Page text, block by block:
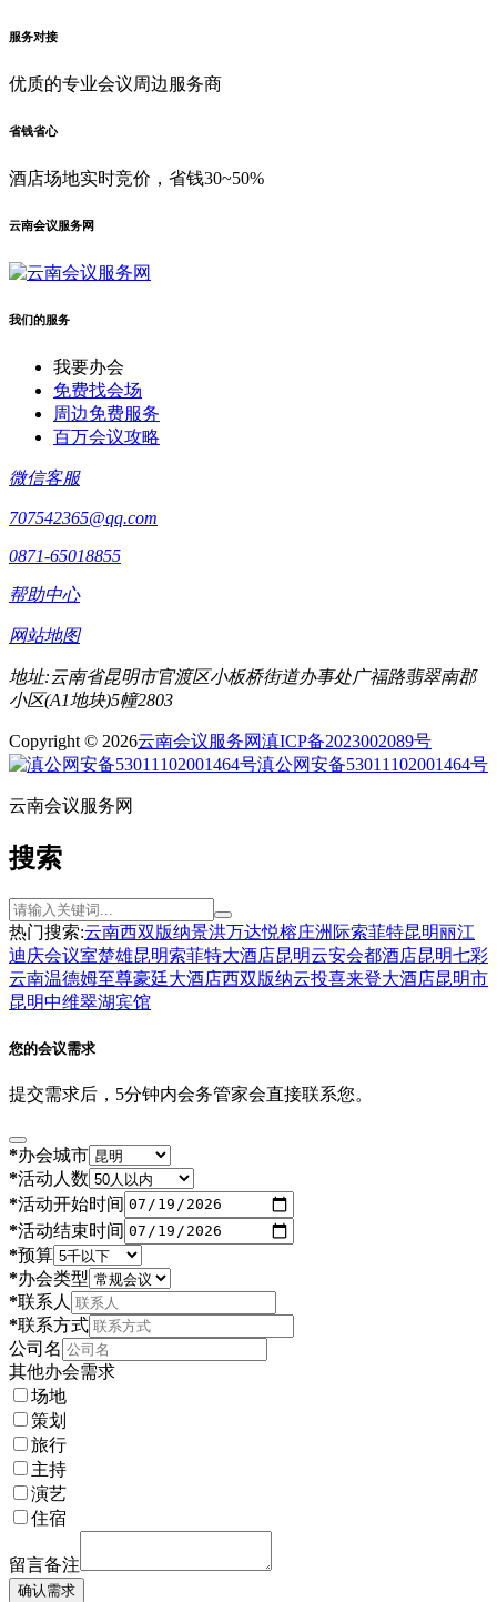
服务对接
优质的专业会议周边服务商
省钱省心
酒店场地实时竞价，省钱30~50%
云南会议服务网
我们的服务
我要办会
免费找会场
周边免费服务
百万会议攻略
微信客服
707542365@qq.com
0871-65018855
帮助中心
网站地图
地址:云南省昆明市官渡区小板桥街道办事处广福路翡翠南郡
小区(A1地块)5幢2803
Copyright © 2026云南会议服务网滇ICP备2023002089号
滇公网安备53011102001464号
云南会议服务网
搜索
热门搜索:云南西双版纳景洪万达悦榕庄洲际索菲特昆明丽江
迪庆会议室楚雄昆明索菲特大酒店昆明云安会都酒店昆明七彩
云南温德姆至尊豪廷大酒店西双版纳云投喜来登大酒店昆明市
昆明中维翠湖宾馆
您的会议需求
提交需求后，5分钟内会务管家会直接联系您。
*办会城市
*活动人数
*活动开始时间
*活动结束时间
*预算
*办会类型
*联系人
*联系方式
公司名
其他办会需求
场地
策划
旅行
主持
演艺
住宿
留言备注
确认需求